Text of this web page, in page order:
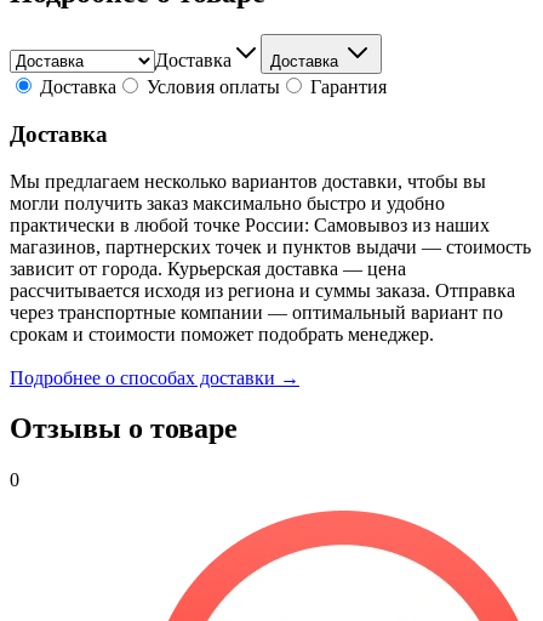
Доставка Доставка
Доставка Условия оплаты Гарантия
Доставка
Мы предлагаем несколько вариантов доставки, чтобы вы
могли получить заказ максимально быстро и удобно
практически в любой точке России: Самовывоз из наших
магазинов, партнерских точек и пунктов выдачи — стоимость
зависит от города. Курьерская доставка — цена
рассчитывается исходя из региона и суммы заказа. Отправка
через транспортные компании — оптимальный вариант по
срокам и стоимости поможет подобрать менеджер.
Подробнее о способах доставки →
Отзывы о товаре
0